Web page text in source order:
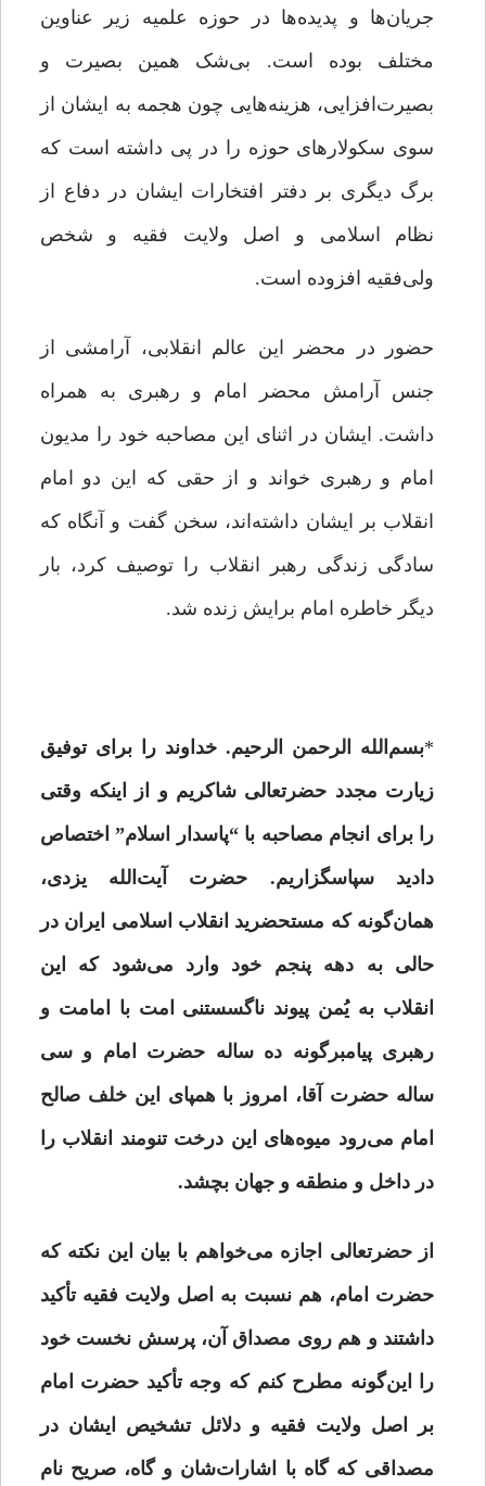
جریان‌ها و پدیده‌ها در حوزه علمیه زیر عناوین
مختلف بوده است. بی‌شک همین بصیرت و
بصیرت‌افزایی، هزینه‌هایی چون هجمه به ایشان از
سوی سکولارهای حوزه را در پی داشته است که
برگ دیگری بر دفتر افتخارات ایشان در دفاع از
نظام اسلامی و اصل ولایت فقیه و شخص
ولی‌فقیه افزوده است.
حضور در محضر این عالم انقلابی، آرامشی از
جنس آرامش محضر امام و رهبری به همراه
داشت. ایشان در اثنای این مصاحبه خود را مدیون
امام و رهبری خواند و از حقی که این دو امام
انقلاب بر ایشان داشته‌اند، سخن گفت و آنگاه که
سادگی زندگی رهبر انقلاب را توصیف کرد، بار
دیگر خاطره امام برایش زنده شد.
*بسم‌الله الرحمن الرحیم. خداوند را برای توفیق
زیارت مجدد حضرتعالی شاکریم و از اینکه وقتی
را برای انجام مصاحبه با “پاسدار اسلام” اختصاص
دادید سپاسگزاریم. حضرت آیت‌الله یزدی،
همان‌گونه که مستحضرید انقلاب اسلامی ایران در
حالی به دهه پنجم خود وارد می‌شود که این
انقلاب به یُمن پیوند ناگسستنی امت با امامت و
رهبری پیامبرگونه ده ساله حضرت امام و سی
ساله حضرت آقا، امروز با همپای این خلف صالح
امام می‌رود میوه‌های این درخت تنومند انقلاب را
در داخل و منطقه و جهان بچشد.
از حضرتعالی اجازه می‌خواهم با بیان این نکته که
حضرت امام، هم نسبت به اصل ولایت فقیه تأکید
داشتند و هم روی مصداق آن، پرسش نخست خود
را این‌گونه مطرح کنم که وجه تأکید حضرت امام
بر اصل ولایت فقیه و دلائل تشخیص ایشان در
مصداقی که گاه با اشارات‌شان و گاه، صریح نام